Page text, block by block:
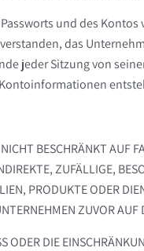
und des
das
jeder Sitzung von
BESCHRÄNKT AUF
ZUFÄLLIGE,
PRODUKTE ODER
ZUVOR AUF
ODER DIE